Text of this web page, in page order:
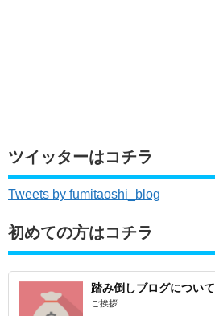
ツイッターはコチラ
Tweets by fumitaoshi_blog
初めての方はコチラ
踏み倒しブログについて
ご挨拶